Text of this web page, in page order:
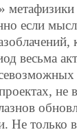
метафизики
если
весьма
не
Не только